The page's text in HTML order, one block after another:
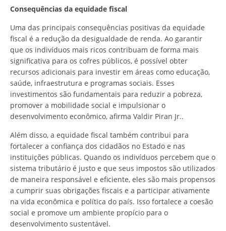
Consequências da equidade fiscal
Uma das principais consequências positivas da equidade
fiscal é a redução da desigualdade de renda. Ao garantir
que os indivíduos mais ricos contribuam de forma mais
significativa para os cofres públicos, é possível obter
recursos adicionais para investir em áreas como educação,
saúde, infraestrutura e programas sociais. Esses
investimentos são fundamentais para reduzir a pobreza,
promover a mobilidade social e impulsionar o
desenvolvimento econômico, afirma Valdir Piran Jr..
Além disso, a equidade fiscal também contribui para
fortalecer a confiança dos cidadãos no Estado e nas
instituições públicas. Quando os indivíduos percebem que o
sistema tributário é justo e que seus impostos são utilizados
de maneira responsável e eficiente, eles são mais propensos
a cumprir suas obrigações fiscais e a participar ativamente
na vida econômica e política do país. Isso fortalece a coesão
social e promove um ambiente propício para o
desenvolvimento sustentável.